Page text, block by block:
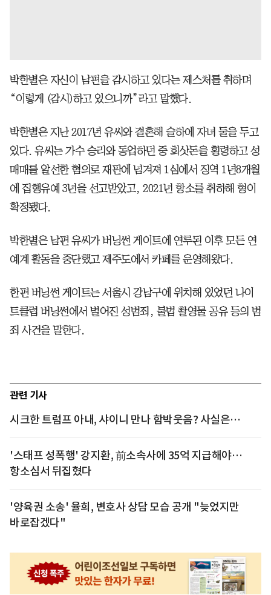
박한별은 자신이 남편을 감시하고 있다는 제스처를 취하며
“이렇게 (감시)하고 있으니까”라고 말했다.
박한별은 지난 2017년 유씨와 결혼해 슬하에 자녀 둘을 두고
있다. 유씨는 가수 승리와 동업하던 중 회삿돈을 횡령하고 성
매매를 알선한 혐의로 재판에 넘겨져 1심에서 징역 1년8개월
에 집행유예 3년을 선고받았고, 2021년 항소를 취하해 형이
확정됐다.
박한별은 남편 유씨가 버닝썬 게이트에 연루된 이후 모든 연
예계 활동을 중단했고 제주도에서 카페를 운영해왔다.
한편 버닝썬 게이트는 서울시 강남구에 위치해 있었던 나이
트클럽 버닝썬에서 벌어진 성범죄, 불법 촬영물 공유 등의 범
죄 사건을 말한다.
관련 기사
시크한 트럼프 아내, 샤이니 만나 함박웃음? 사실은…
'스태프 성폭행' 강지환, 前소속사에 35억 지급해야…
항소심서 뒤집혔다
'양육권 소송' 율희, 변호사 상담 모습 공개 "늦었지만
바로잡겠다"